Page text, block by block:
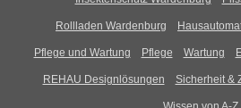
Rollladen Wardenburg
Pflege und Wartung Pflege Wartung
REHAU Designlösungen Sicherheit &